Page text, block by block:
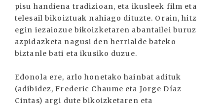
pisu handiena tradizioan, eta ikusleek film eta
telesail bikoiztuak nahiago dituzte. Orain, hitz
egin iezaiozue bikoizketaren abantailei buruz
azpidazketa nagusi den herrialde bateko
biztanle bati eta ikusiko duzue.
Edonola ere, arlo honetako hainbat adituk
(adibidez, Frederic Chaume eta Jorge Díaz
Cintas) argi dute bikoizketaren eta